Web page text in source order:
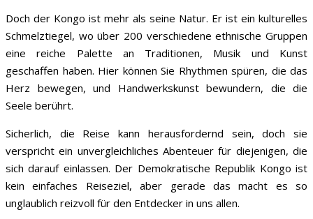
Doch der Kongo ist mehr als seine Natur. Er ist ein kulturelles
Schmelztiegel, wo über 200 verschiedene ethnische Gruppen
eine reiche Palette an Traditionen, Musik und Kunst
geschaffen haben. Hier können Sie Rhythmen spüren, die das
Herz bewegen, und Handwerkskunst bewundern, die die
Seele berührt.
Sicherlich, die Reise kann herausfordernd sein, doch sie
verspricht ein unvergleichliches Abenteuer für diejenigen, die
sich darauf einlassen. Der Demokratische Republik Kongo ist
kein einfaches Reiseziel, aber gerade das macht es so
unglaublich reizvoll für den Entdecker in uns allen.